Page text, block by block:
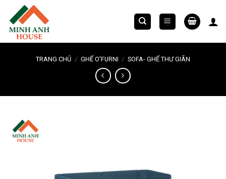
Chuyển
đến
nội
dung
TRANG CHỦ / GHẾ O'FURNI / SOFA- GHẾ THƯ GIÃN